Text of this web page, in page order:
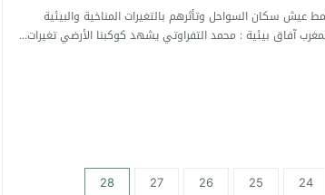
عيش سكان السواحل وتأثرهم بالتغيرات المناخية والبيئية
آفاق بيئية : محمد التفراوتي يشهد كوكبنا الأرضي تغيرات...
24
25
26
27
28